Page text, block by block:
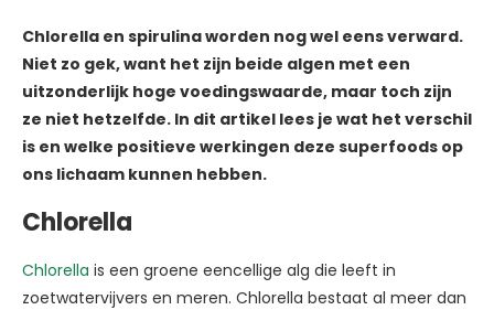
Chlorella en spirulina worden nog wel eens verward.
Niet zo gek, want het zijn beide algen met een
uitzonderlijk hoge voedingswaarde, maar toch zijn
ze niet hetzelfde. In dit artikel lees je wat het verschil
is en welke positieve werkingen deze superfoods op
ons lichaam kunnen hebben.
Chlorella
Chlorella is een groene eencellige alg die leeft in
zoetwatervijvers en meren. Chlorella bestaat al meer dan